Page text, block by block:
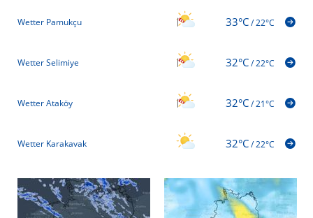
Wetter Pamukçu 33°C/22°C
Wetter Selimiye 32°C/22°C
Wetter Ataköy 32°C/21°C
Wetter Karakavak 32°C/22°C